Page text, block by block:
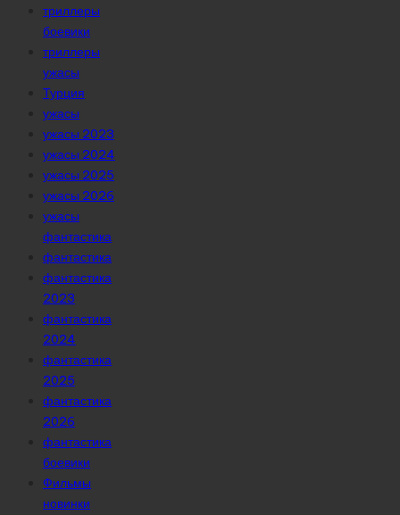
триллеры
боевики
триллеры
ужасы
Турция
ужасы
ужасы 2023
ужасы 2024
ужасы 2025
ужасы 2026
ужасы
фантастика
фантастика
фантастика
2023
фантастика
2024
фантастика
2025
фантастика
2026
фантастика
боевики
Фильмы
новинки